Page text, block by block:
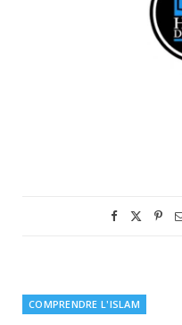
COMPRENDRE L'ISLAM